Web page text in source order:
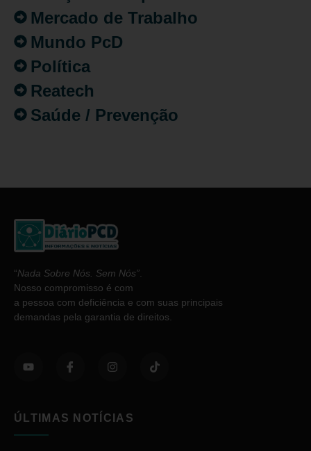
Mercado de Trabalho
Mundo PcD
Política
Reatech
Saúde / Prevenção
“Nada Sobre Nós. Sem Nós”.
Nosso compromisso é com
a pessoa com deficiência e com suas principais
demandas pela garantia de direitos.
ÚLTIMAS NOTÍCIAS